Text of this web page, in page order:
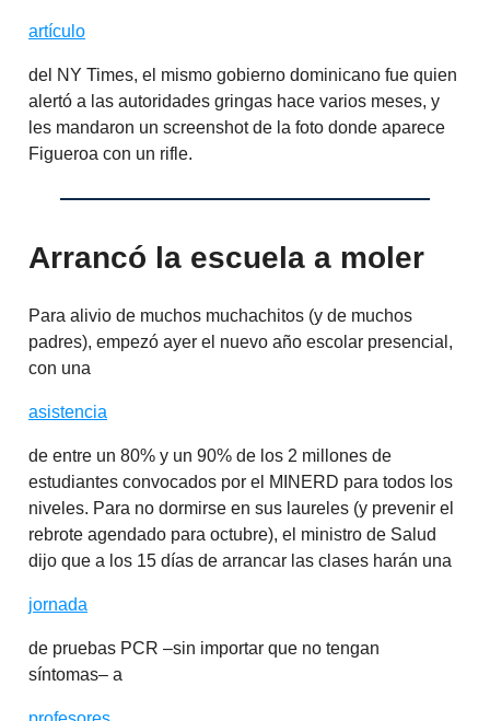
artículo
del NY Times, el mismo gobierno dominicano fue quien
alertó a las autoridades gringas hace varios meses, y
les mandaron un screenshot de la foto donde aparece
Figueroa con un rifle.
Arrancó la escuela a moler
Para alivio de muchos muchachitos (y de muchos
padres), empezó ayer el nuevo año escolar presencial,
con una
asistencia
de entre un 80% y un 90% de los 2 millones de
estudiantes convocados por el MINERD para todos los
niveles. Para no dormirse en sus laureles (y prevenir el
rebrote agendado para octubre), el ministro de Salud
dijo que a los 15 días de arrancar las clases harán una
jornada
de pruebas PCR –sin importar que no tengan
síntomas– a